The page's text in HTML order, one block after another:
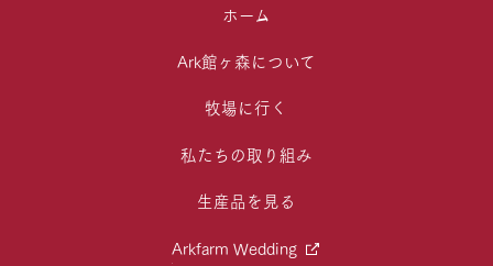
ホーム
Ark館ヶ森について
牧場に行く
私たちの取り組み
生産品を見る
Arkfarm Wedding